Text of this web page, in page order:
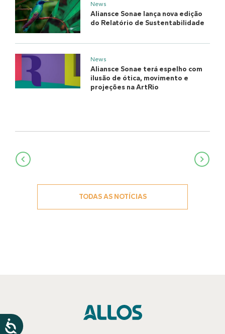
News
Aliansce Sonae lança nova edição
do Relatório de Sustentabilidade
News
Aliansce Sonae terá espelho com
ilusão de ótica, movimento e
projeções na ArtRio
Navegação
TODAS AS NOTÍCIAS